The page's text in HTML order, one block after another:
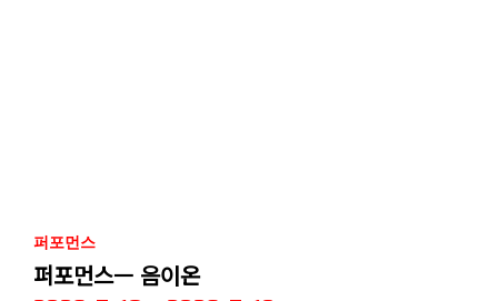
퍼포먼스
퍼포먼스— 음이온